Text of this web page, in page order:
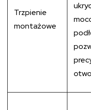
Trzpienie
montażowe